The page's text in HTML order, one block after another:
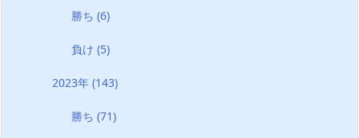
勝ち(6)
負け(5)
2023年 (143)
勝ち(71)